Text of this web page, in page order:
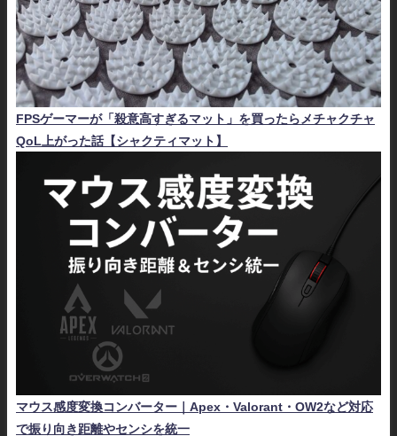
FPSゲーマーが「殺意高すぎるマット」を買ったらメチャクチャ
QoL上がった話【シャクティマット】
マウス感度変換コンバーター｜Apex・Valorant・OW2など対応
で振り向き距離やセンシを統一